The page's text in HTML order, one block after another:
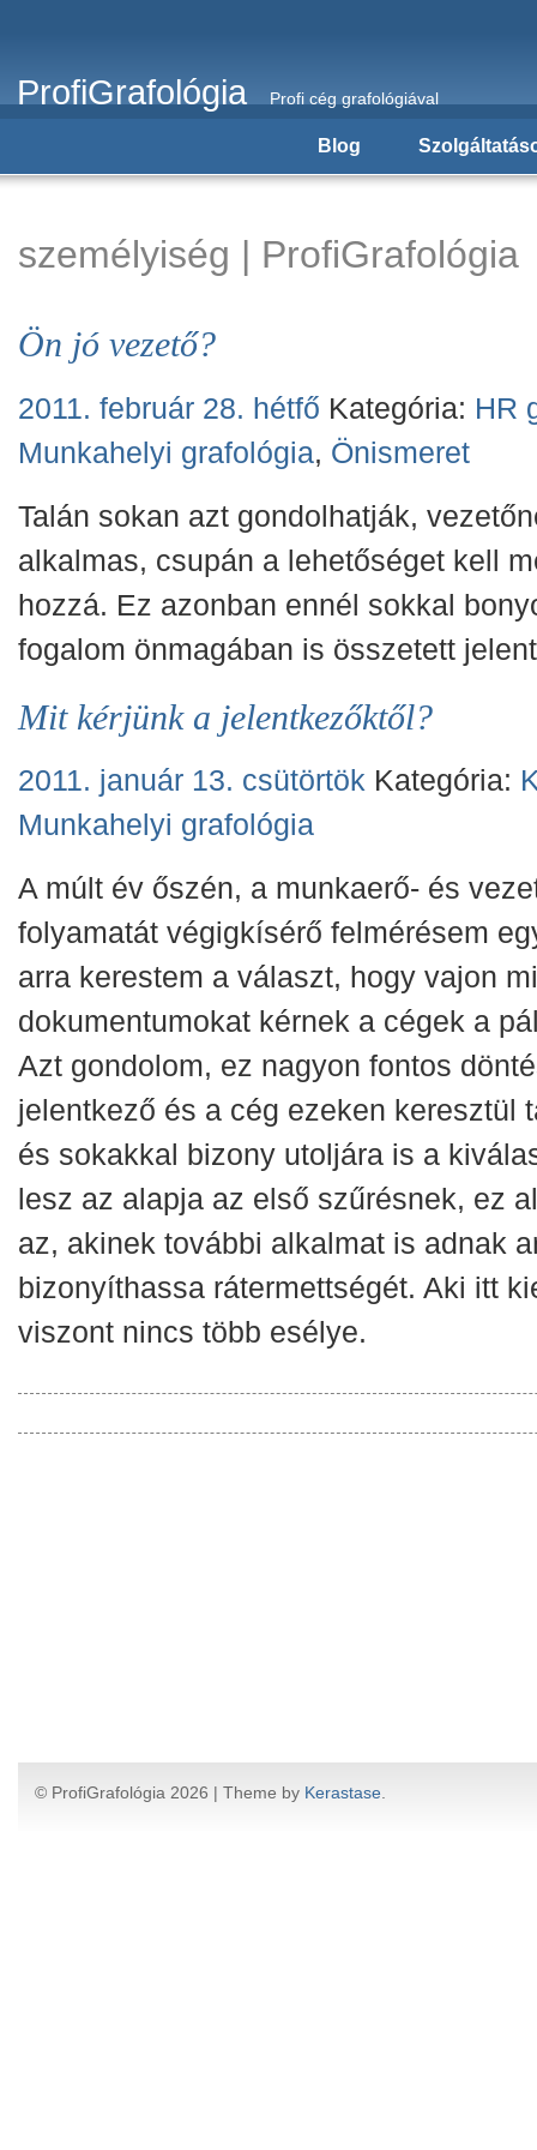
ProfiGrafológia Profi cég grafológiával
Blog
személyiség | ProfiGrafológia
Ön jó vezető?
2011. február 28. hétfő Kategória: HR
Munkahelyi grafológia, Önismeret
Talán sokan azt gondolhatják,
alkalmas, csupán a lehetőséget kell
hozzá. Ez azonban ennél sokkal
fogalom önmagában is összetett
Mit kérjünk a jelentkezőktől?
2011. január 13. csütörtök Kategória:
Munkahelyi grafológia
A múlt év őszén, a munkaerő- és
folyamatát végigkísérő felmérésem
arra kerestem a választ, hogy vajon
dokumentumokat kérnek a cégek a
Azt gondolom, ez nagyon fontos
jelentkező és a cég ezeken keresztül
és sokakkal bizony utoljára is a
lesz az alapja az első szűrésnek, ez
az, akinek további alkalmat is adnak
bizonyíthassa rátermettségét. Aki itt
viszont nincs több esélye.
© ProfiGrafológia 2026 | Theme by Kerastase